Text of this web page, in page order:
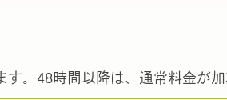
。48時間以降は、通常料金が加